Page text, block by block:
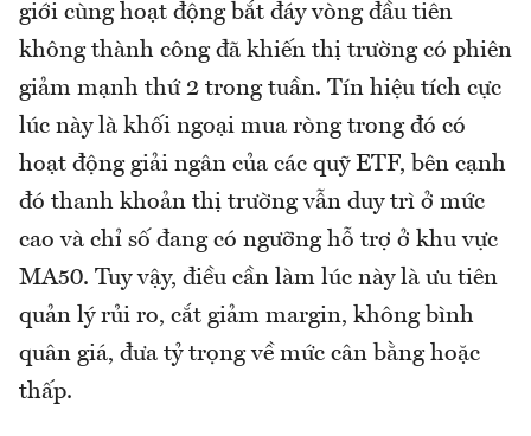
giới cùng hoạt động bắt đáy vòng đầu tiên
không thành công đã khiến thị trường có phiên
giảm mạnh thứ 2 trong tuần. Tín hiệu tích cực
lúc này là khối ngoại mua ròng trong đó có
hoạt động giải ngân của các quỹ ETF, bên cạnh
đó thanh khoản thị trường vẫn duy trì ở mức
cao và chỉ số đang có ngưỡng hỗ trợ ở khu vực
MA50. Tuy vậy, điều cần làm lúc này là ưu tiên
quản lý rủi ro, cắt giảm margin, không bình
quân giá, đưa tỷ trọng về mức cân bằng hoặc
thấp.